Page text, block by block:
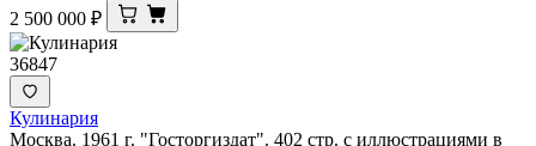
2 500 000 ₽
36847
Кулинария
Москва. 1961 г. "Госторгиздат". 402 стр. с иллюстрациями в